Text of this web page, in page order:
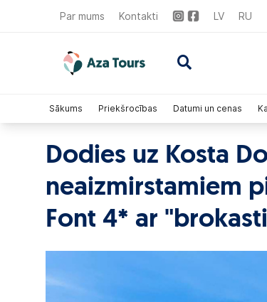
Par mums Kontakti LV RU
Dodies uz Kosta
neaizmirstamiem
Font 4* ar
Sākums Priekšrocības Datumi un cenas